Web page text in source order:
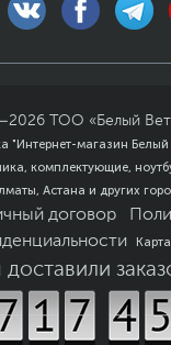
Intel или
Новые
16
открываются
игр и обработки
для офиса,
и Pro с процессором
2026 ТОО «Белый
"Интернет-магазин Белый
комплектующие,
Астана и других
договор